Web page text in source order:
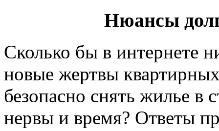
Нюансы
Сколько бы в интернете
новые жертвы
безопасно снять жилье в
нервы и время? Ответы